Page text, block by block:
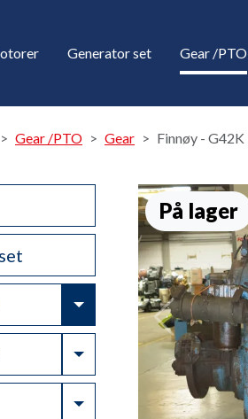
Generator set Gear /PTO
Gear /PTO Gear Finnøy - G42K
Toggle Dropdown
Toggle Dropdown
Toggle Dropdown
På lager